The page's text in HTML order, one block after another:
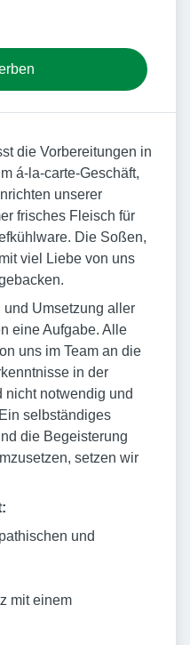
die Vorbereitungen in
á-la-carte-Geschäft,
unserer
frisches Fleisch für
Die Soßen,
viel Liebe von uns
Umsetzung aller
eine Aufgabe. Alle
uns im Team an die
in der
notwendig und
selbständiges
die Begeisterung
setzen wir
und
mit einem